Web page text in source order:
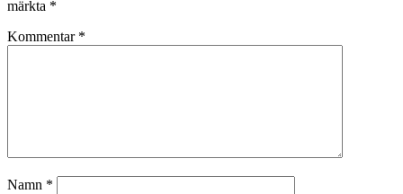
märkta *
Kommentar *
Namn *